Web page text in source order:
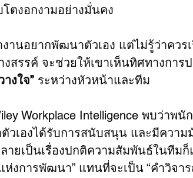
ตงอกงามอย่างมั่นคง
านอยากพัฒนาตัวเอง แต่ไม่รู้ว่าควร
งสรรค์ จะช่วยให้เขาเห็นทิศทางกา
างใจ” ระหว่างหัวหน้าและทีม
Workplace Intelligence พบว่าพ
ตัวเองได้รับการสนับสนุน และมีควา
ายเป็นเรื่องปกติความสัมพันธ์ในที
ห่งการพัฒนา” แทนที่จะเป็น “คำวิจา